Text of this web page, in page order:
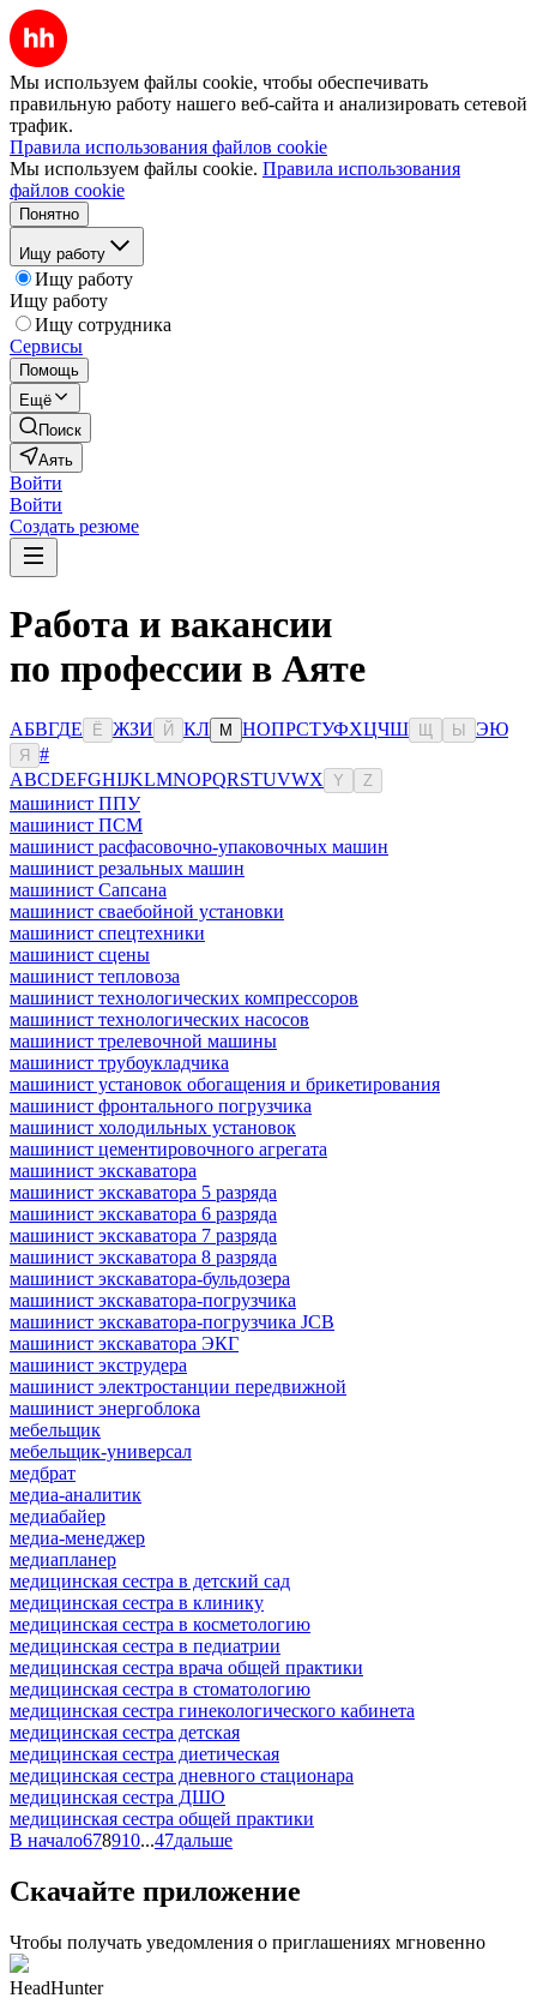
Мы используем файлы cookie, чтобы обеспечивать
правильную работу нашего веб-сайта и анализировать сетевой
трафик.
Правила использования файлов cookie
Мы используем файлы cookie. Правила использования
файлов cookie
Понятно
Ищу работу
Ищу работу
Ищу работу
Ищу сотрудника
Сервисы
Помощь
Ещё
Поиск
Аять
Войти
Войти
Создать резюме
Работа и вакансии
по профессии в Аяте
АБВГДЕ Ё ЖЗИ Й КЛ М НОПРСТУФХЦЧШ Ы ЭЮ
Я
#
ABCDEFGHIJKLMNOPQRSTUVWX Y Z
машинист ППУ
машинист ПСМ
машинист расфасовочно-упаковочных машин
машинист резальных машин
машинист Сапсана
машинист сваебойной установки
машинист спецтехники
машинист сцены
машинист тепловоза
машинист технологических компрессоров
машинист технологических насосов
машинист трелевочной машины
машинист трубоукладчика
машинист установок обогащения и брикетирования
машинист фронтального погрузчика
машинист холодильных установок
машинист цементировочного агрегата
машинист экскаватора
машинист экскаватора 5 разряда
машинист экскаватора 6 разряда
машинист экскаватора 7 разряда
машинист экскаватора 8 разряда
машинист экскаватора-бульдозера
машинист экскаватора-погрузчика
машинист экскаватора-погрузчика JCB
машинист экскаватора ЭКГ
машинист экструдера
машинист электростанции передвижной
машинист энергоблока
мебельщик
мебельщик-универсал
медбрат
медиа-аналитик
медиабайер
медиа-менеджер
медиапланер
медицинская сестра в детский сад
медицинская сестра в клинику
медицинская сестра в косметологию
медицинская сестра в педиатрии
медицинская сестра врача общей практики
медицинская сестра в стоматологию
медицинская сестра гинекологического кабинета
медицинская сестра детская
медицинская сестра диетическая
медицинская сестра дневного стационара
медицинская сестра ДШО
медицинская сестра общей практики
В начало678910...47дальше
Скачайте приложение
Чтобы получать уведомления о приглашениях мгновенно
HeadHunter